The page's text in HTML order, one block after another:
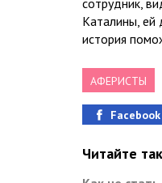
сотрудник,
Каталины, ей
история
АФЕРИСТЫ
Facebook
Читайте